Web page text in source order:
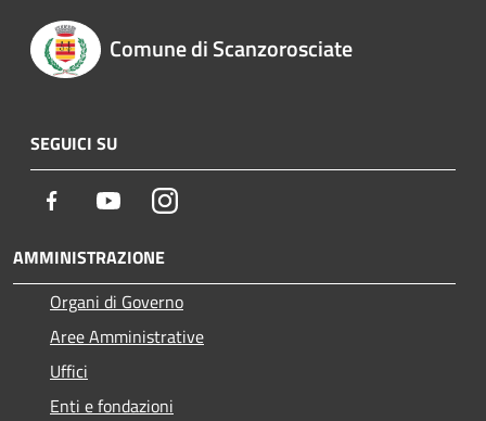
Comune di Scanzorosciate
SEGUICI SU
Facebook YoutubeInstagram
AMMINISTRAZIONE
Organi di Governo
Aree Amministrative
Uffici
Enti e fondazioni